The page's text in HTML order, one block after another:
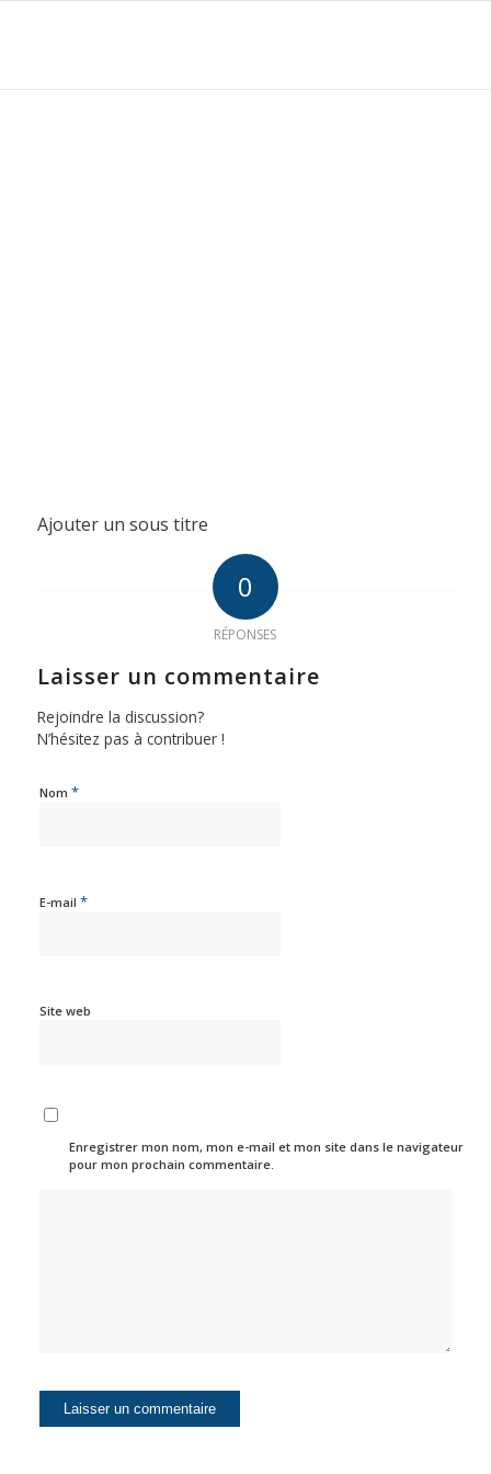
Ajouter un sous titre
0
RÉPONSES
Laisser un commentaire
Rejoindre la discussion?
N’hésitez pas à contribuer !
Nom *
E-mail *
Site web
Enregistrer mon nom, mon e-mail et mon site dans le navigateur
pour mon prochain commentaire.